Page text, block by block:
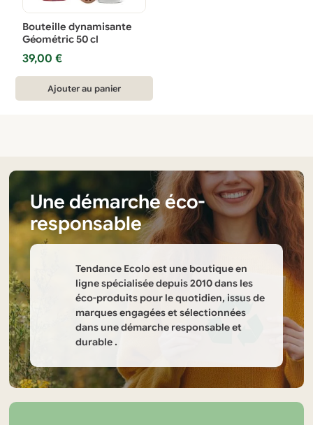
Bouteille dynamisante
Géométric 50 cl
39,00€
Ajouter au panier
Informations
sur
Une démarche éco-
responsable
Tendance Ecolo est une boutique en
ligne spécialisée depuis 2010 dans les
éco-produits pour le quotidien, issus de
marques engagées et sélectionnées
dans une démarche responsable et
durable .